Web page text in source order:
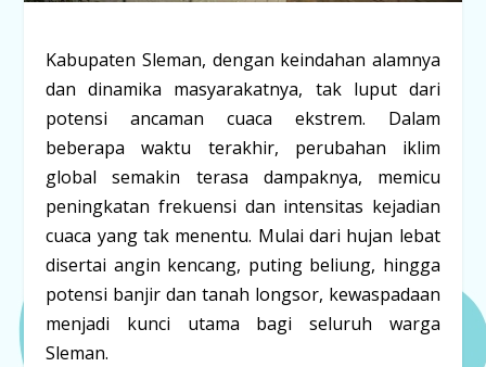
Kabupaten Sleman, dengan keindahan alamnya
dan dinamika masyarakatnya, tak luput dari
potensi ancaman cuaca ekstrem. Dalam
beberapa waktu terakhir, perubahan iklim
global semakin terasa dampaknya, memicu
peningkatan frekuensi dan intensitas kejadian
cuaca yang tak menentu. Mulai dari hujan lebat
disertai angin kencang, puting beliung, hingga
potensi banjir dan tanah longsor, kewaspadaan
menjadi kunci utama bagi seluruh warga
Sleman.